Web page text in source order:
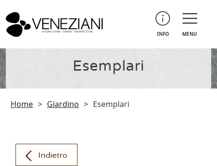
INFO MENU
Esemplari
Home > Giardino > Esemplari
Indietro